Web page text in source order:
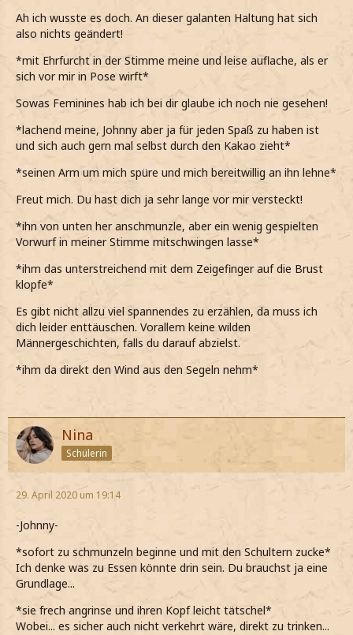
Ah ich wusste es doch. An dieser galanten Haltung hat sich
also nichts geändert!
*mit Ehrfurcht in der Stimme meine und leise auflache, als er
sich vor mir in Pose wirft*
Sowas Feminines hab ich bei dir glaube ich noch nie gesehen!
*lachend meine, Johnny aber ja für jeden Spaß zu haben ist
und sich auch gern mal selbst durch den Kakao zieht*
*seinen Arm um mich spüre und mich bereitwillig an ihn lehne*
Freut mich. Du hast dich ja sehr lange vor mir versteckt!
*ihn von unten her anschmunzle, aber ein wenig gespielten
Vorwurf in meiner Stimme mitschwingen lasse*
*ihm das unterstreichend mit dem Zeigefinger auf die Brust
klopfe*
Es gibt nicht allzu viel spannendes zu erzählen, da muss ich
dich leider enttäuschen. Vorallem keine wilden
Männergeschichten, falls du darauf abzielst.
*ihm da direkt den Wind aus den Segeln nehm*
Nina
Schülerin
29. April 2020 um 19:14
-Johnny-
*sofort zu schmunzeln beginne und mit den Schultern zucke*
Ich denke was zu Essen könnte drin sein. Du brauchst ja eine
Grundlage...
*sie frech angrinse und ihren Kopf leicht tätschel*
Wobei... es sicher auch nicht verkehrt wäre, direkt zu trinken...